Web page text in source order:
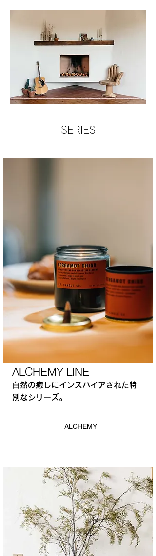
SERIES
ALCHEMY LINE
自然の癒しにインスパイアされた特
別なシリーズ。
ALCHEMY